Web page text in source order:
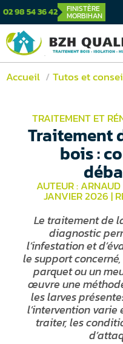
02 98 54 36 42 FINISTÈRE
MORBIHAN
Accueil Tutos et
TRAITEMENT ET
Traitement
bois :
AUTEUR :
JANVIER 2026|
Le traitement de
diagnostic
l’infestation et
le support
parquet ou un
œuvre une
les larves
l’intervention varie
traiter, les